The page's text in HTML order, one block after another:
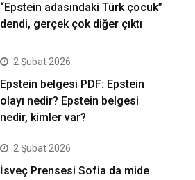
“Epstein adasındaki Türk çocuk”
dendi, gerçek çok diğer çıktı
2 Şubat 2026
Epstein belgesi PDF: Epstein
olayı nedir? Epstein belgesi
nedir, kimler var?
2 Şubat 2026
İsveç Prensesi Sofia da mide